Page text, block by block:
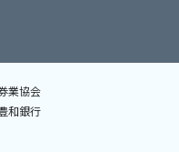
業協会
和銀行